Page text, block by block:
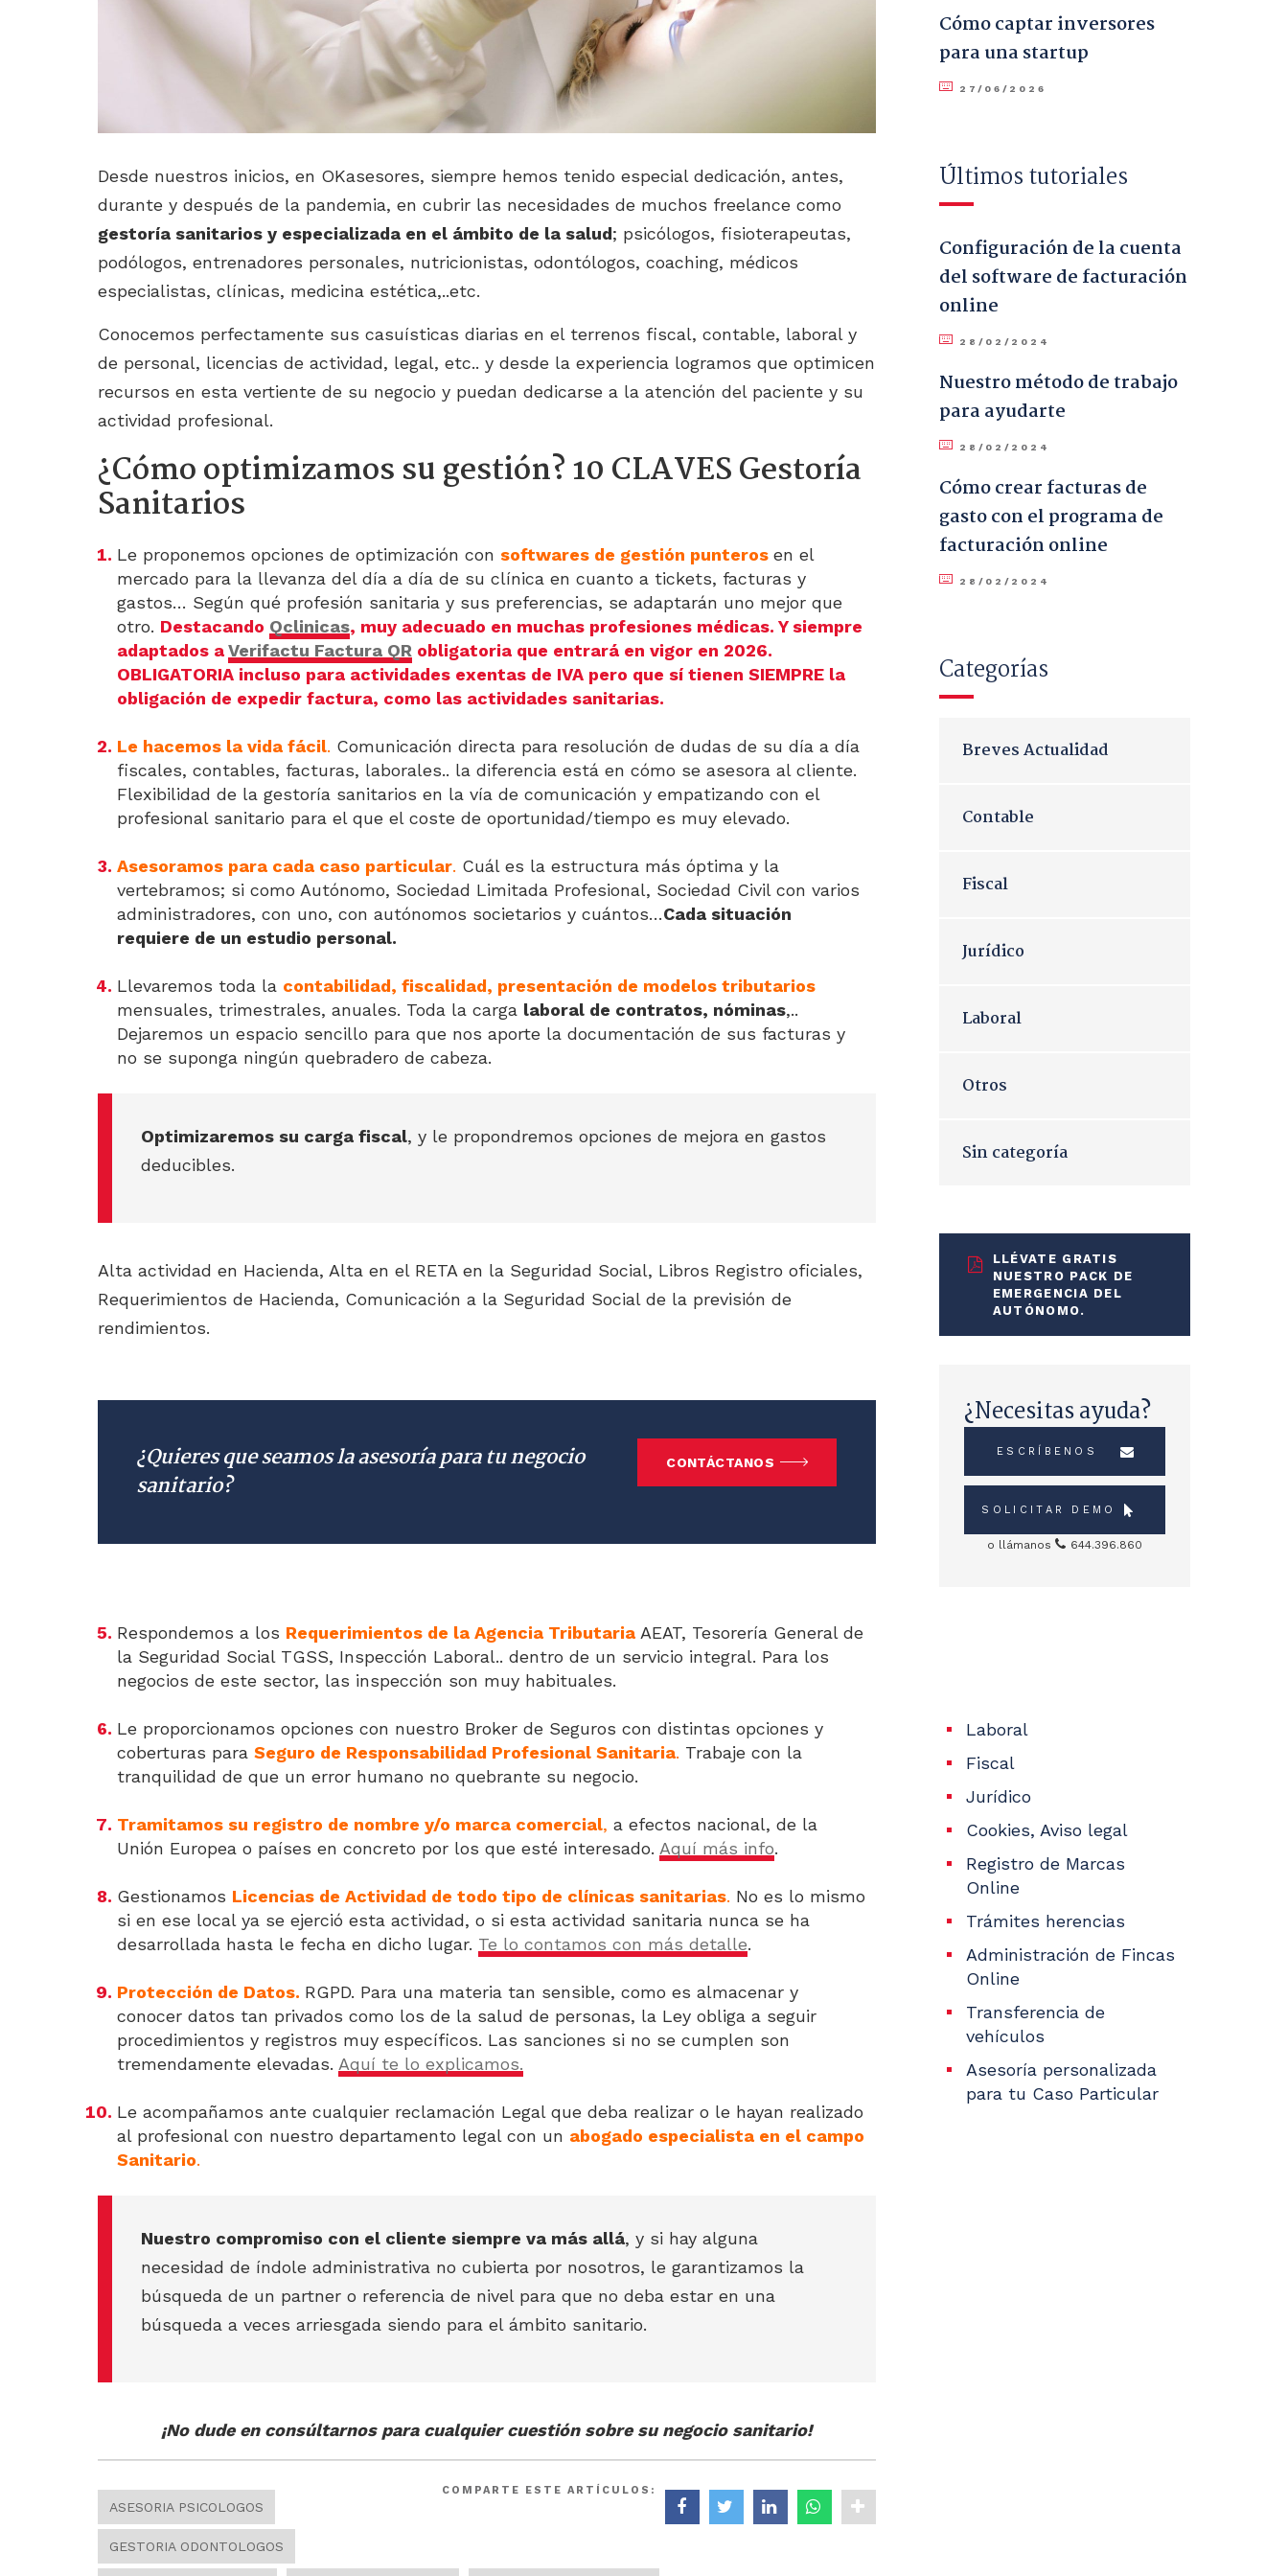
Desde nuestros inicios, en OKasesores, siempre hemos tenido especial dedicación, antes,
durante y después de la pandemia, en cubrir las necesidades de muchos freelance como
gestoría sanitarios y especializada en el ámbito de la salud; psicólogos, fisioterapeutas,
podólogos, entrenadores personales, nutricionistas, odontólogos, coaching, médicos
especialistas, clínicas, medicina estética,..etc.
Conocemos perfectamente sus casuísticas diarias en el terrenos fiscal, contable, laboral y
de personal, licencias de actividad, legal, etc.. y desde la experiencia logramos que optimicen
recursos en esta vertiente de su negocio y puedan dedicarse a la atención del paciente y su
actividad profesional.
¿Cómo optimizamos su gestión? 10 CLAVES Gestoría
Sanitarios
Le proponemos opciones de optimización con softwares de gestión punteros en el
mercado para la llevanza del día a día de su clínica en cuanto a tickets, facturas y
gastos… Según qué profesión sanitaria y sus preferencias, se adaptarán uno mejor que
otro. Destacando Qclinicas, muy adecuado en muchas profesiones médicas. Y siempre
adaptados aVerifactu Factura QR obligatoria que entrará en vigor en 2026.
OBLIGATORIA incluso para actividades exentas de IVA pero que sí tienen SIEMPRE la
obligación de expedir factura, como las actividades sanitarias.
Le hacemos la vida fácil. Comunicación directa para resolución de dudas de su día a día
fiscales, contables, facturas, laborales.. la diferencia está en cómo se asesora al cliente.
Flexibilidad de la gestoría sanitarios en la vía de comunicación y empatizando con el
profesional sanitario para el que el coste de oportunidad/tiempo es muy elevado.
Asesoramos para cada caso particular. Cuál es la estructura más óptima y la
vertebramos; si como Autónomo, Sociedad Limitada Profesional, Sociedad Civil con varios
administradores, con uno, con autónomos societarios y cuántos…Cada situación
requiere de un estudio personal.
Llevaremos toda la contabilidad, fiscalidad, presentación de modelos tributarios
mensuales, trimestrales, anuales. Toda la carga laboral de contratos, nóminas,..
Dejaremos un espacio sencillo para que nos aporte la documentación de sus facturas y
no se suponga ningún quebradero de cabeza.
Optimizaremos su carga fiscal, y le propondremos opciones de mejora en gastos
deducibles.
Alta actividad en Hacienda, Alta en el RETA en la Seguridad Social, Libros Registro oficiales,
Requerimientos de Hacienda, Comunicación a la Seguridad Social de la previsión de
rendimientos.
¿Quieres que seamos la asesoría para tu negocio
sanitario?
CONTÁCTANOS
Respondemos a los Requerimientos de la Agencia Tributaria AEAT, Tesorería General de
la Seguridad Social TGSS, Inspección Laboral.. dentro de un servicio integral. Para los
negocios de este sector, las inspección son muy habituales.
Le proporcionamos opciones con nuestro Broker de Seguros con distintas opciones y
coberturas para Seguro de Responsabilidad Profesional Sanitaria. Trabaje con la
tranquilidad de que un error humano no quebrante su negocio.
Tramitamos su registro de nombre y/o marca comercial, a efectos nacional, de la
Unión Europea o países en concreto por los que esté interesado. Aquí más info.
Gestionamos Licencias de Actividad de todo tipo de clínicas sanitarias. No es lo mismo
si en ese local ya se ejerció esta actividad, o si esta actividad sanitaria nunca se ha
desarrollada hasta le fecha en dicho lugar. Te lo contamos con más detalle.
Protección de Datos. RGPD. Para una materia tan sensible, como es almacenar y
conocer datos tan privados como los de la salud de personas, la Ley obliga a seguir
procedimientos y registros muy específicos. Las sanciones si no se cumplen son
tremendamente elevadas. Aquí te lo explicamos.
Le acompañamos ante cualquier reclamación Legal que deba realizar o le hayan realizado
al profesional con nuestro departamento legal con un abogado especialista en el campo
Sanitario.
Nuestro compromiso con el cliente siempre va más allá, y si hay alguna
necesidad de índole administrativa no cubierta por nosotros, le garantizamos la
búsqueda de un partner o referencia de nivel para que no deba estar en una
búsqueda a veces arriesgada siendo para el ámbito sanitario.
¡No dude en consúltarnos para cualquier cuestión sobre su negocio sanitario!
COMPARTE ESTE ARTÍCULOS:
ASESORIA PSICOLOGOS
GESTORIA ODONTOLOGOS
Cómo captar inversores
para una startup
27/06/2026
Últimos tutoriales
Configuración de la cuenta
del software de facturación
online
28/02/2024
Nuestro método de trabajo
para ayudarte
28/02/2024
Cómo crear facturas de
gasto con el programa de
facturación online
28/02/2024
Categorías
Breves Actualidad
Contable
Fiscal
Jurídico
Laboral
Otros
Sin categoría
LLÉVATE GRATIS
NUESTRO PACK DE
EMERGENCIA DEL
AUTÓNOMO.
¿Necesitas ayuda?
ESCRÍBENOS
SOLICITAR DEMO
o llámanos 644.396.860
Laboral
Fiscal
Jurídico
Cookies, Aviso legal
Registro de Marcas
Online
Trámites herencias
Administración de Fincas
Online
Transferencia de
vehículos
Asesoría personalizada
para tu Caso Particular